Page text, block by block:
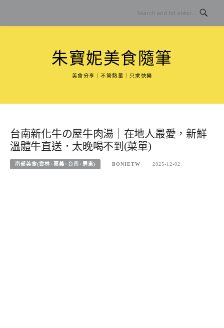
content
朱寶妮美食隨筆
美食分享｜不管熱量｜只求快樂
台南新化牛の屋牛肉湯｜在地人最愛，新鮮
溫體牛直送．太晚喝不到(菜單)
南部美食(雲林+嘉義+台南+屏東) BONIETW 2025-12-02